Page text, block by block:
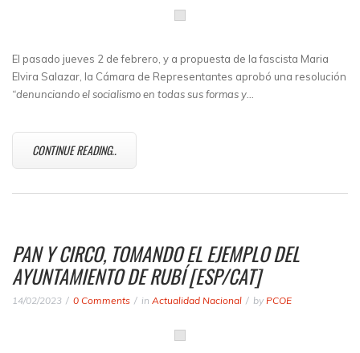
El pasado jueves 2 de febrero, y a propuesta de la fascista Maria
Elvira Salazar, la Cámara de Representantes aprobó una resolución
“denunciando el socialismo en todas sus formas y…
CONTINUE READING..
PAN Y CIRCO, TOMANDO EL EJEMPLO DEL
AYUNTAMIENTO DE RUBÍ [ESP/CAT]
14/02/2023 0 Comments in Actualidad Nacional by PCOE